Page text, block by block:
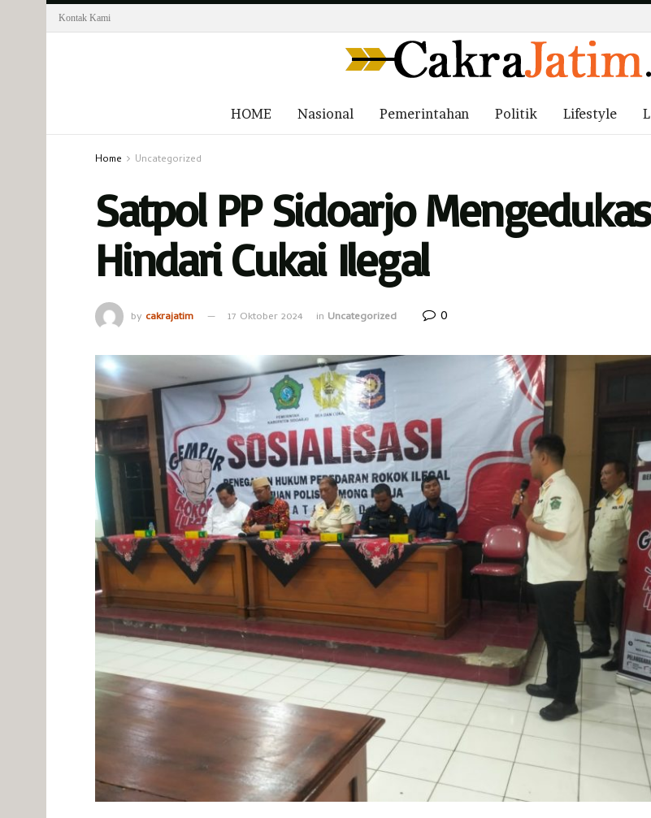
Kontak Kami
HOME Nasional Pemerintahan Politik Lifestyle
Home Uncategorized
Satpol PP Sidoarjo
Hindari Cukai Ilegal
by cakrajatim 17 Oktober 2024 in Uncategorized 0